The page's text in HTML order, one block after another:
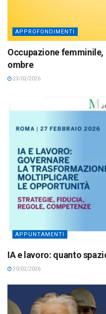
APPROFONDIMENTI
Occupazione
ombre
23/02/2026
APPUNTAMENTI
IA e lavoro: quanto
20/02/2026